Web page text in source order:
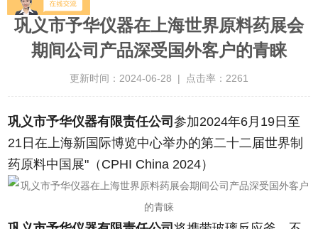
巩义市予华仪器在上海世界原料药展会
期间公司产品深受国外客户的青睐
更新时间：2024-06-28 | 点击率：2261
巩义市予华仪器有限责任公司参加2024年6月19日至
21日在上海新国际博览中心举办的第二十二届世界制
药原料中国展"（CPHI China 2024）